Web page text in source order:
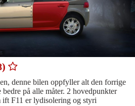
denne bilen oppfyller alt den forrige
på alle måter. 2 hovedpunkter
ift F11 er lydisolering og styri